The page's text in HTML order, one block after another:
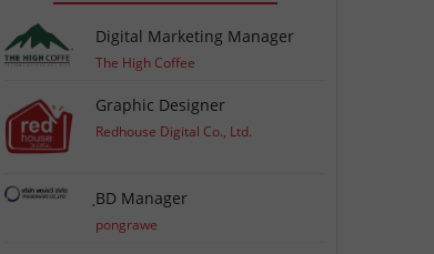
Digital Marketing Manager
The High Coffee
Graphic Designer
Redhouse Digital Co., Ltd.
ฺBD Manager
pongrawe